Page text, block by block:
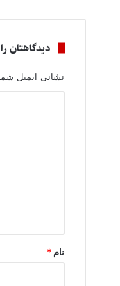
دیدگاهتان
نشانی ایمیل
نام *